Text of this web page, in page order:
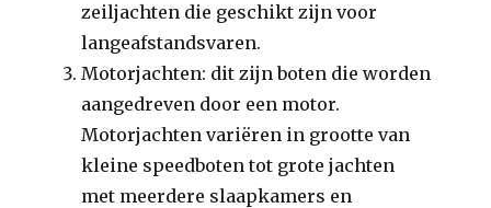
zeiljachten die geschikt zijn voor
langeafstandsvaren.
Motorjachten: dit zijn boten die worden
aangedreven door een motor.
Motorjachten variëren in grootte van
kleine speedboten tot grote jachten
met meerdere slaapkamers en